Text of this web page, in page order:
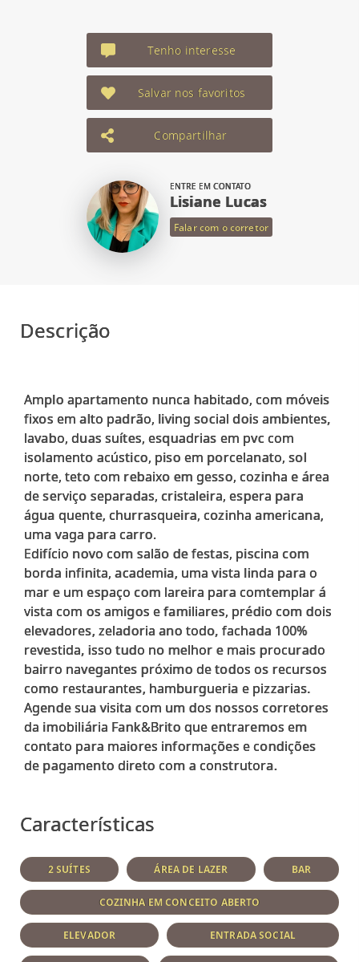
Tenho interesse
Salvar nos favoritos
Compartilhar
ENTRE EM CONTATO
Lisiane Lucas
Falar com o corretor
Descrição
Amplo apartamento nunca habitado, com móveis
fixos em alto padrão, living social dois ambientes,
lavabo, duas suítes, esquadrias em pvc com
isolamento acústico, piso em porcelanato, sol
norte, teto com rebaixo em gesso, cozinha e área
de serviço separadas, cristaleira, espera para
água quente, churrasqueira, cozinha americana,
uma vaga para carro.
Edifício novo com salão de festas, piscina com
borda infinita, academia, uma vista linda para o
mar e um espaço com lareira para comtemplar á
vista com os amigos e familiares, prédio com dois
elevadores, zeladoria ano todo, fachada 100%
revestida, isso tudo no melhor e mais procurado
bairro navegantes próximo de todos os recursos
como restaurantes, hamburgueria e pizzarias.
Agende sua visita com um dos nossos corretores
da imobiliária Fank&Brito que entraremos em
contato para maiores informações e condições
de pagamento direto com a construtora.
Características
2 SUÍTES ÁREA DE LAZER BAR
COZINHA EM CONCEITO ABERTO
ELEVADOR ENTRADA SOCIAL